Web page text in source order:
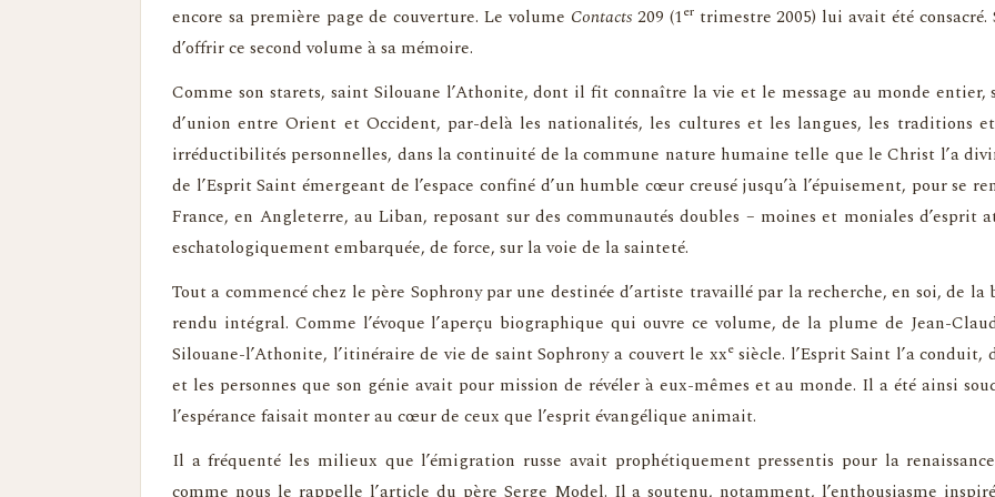
encore sa première page de couverture. Le volume Contacts209 (1ertrimestre 2005) lui avait été consacré.
d’offrir ce second volume à sa mémoire.
Comme son starets, saint Silouane l’Athonite, dont il fit connaître la vie et le message au monde
d’union entre Orient et Occident, par-delà les nationalités, les cultures et les langues, les traditions
irréductibilités personnelles, dans la continuité de la commune nature humaine telle que le Christ l’a
de l’Esprit Saint émergeant de l’espace confiné d’un humble cœur creusé jusqu’à l’épuisement, pour se
France, en Angleterre, au Liban, reposant sur des communautés doubles – moines et moniales d’esprit
eschatologiquement embarquée, de force, sur la voie de la sainteté.
Tout a commencé chez le père Sophrony par une destinée d’artiste travaillé par la recherche, en soi, de
rendu intégral. Comme l’évoque l’aperçu biographique qui ouvre ce volume, de la plume de Jean-
Silouane-l’Athonite, l’itinéraire de vie de saint Sophrony a couvert le xxesiècle. l’Esprit Saint l’a conduit,
et les personnes que son génie avait pour mission de révéler à eux-mêmes et au monde. Il a été ainsi
l’espérance faisait monter au cœur de ceux que l’esprit évangélique animait.
Il a fréquenté les milieux que l’émigration russe avait prophétiquement pressentis pour la